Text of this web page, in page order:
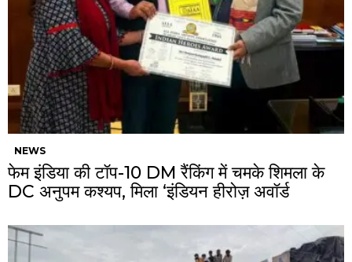
NEWS
फेम इंडिया की टॉप-10 DM रैंकिंग में चमके शिमला के
DC अनुपम कश्यप, मिला ‘इंडियन हीरोज़ अवॉर्ड